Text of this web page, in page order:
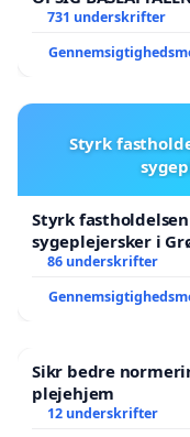
731 underskrifter
Styrk
Styrk
sygeplejersker i
86 underskrifter
Sikr bedre
plejehjem
12 underskrifter